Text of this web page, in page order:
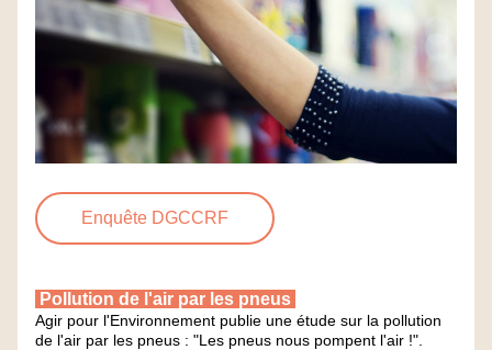
Enquête DGCCRF
Pollution de l'air par les pneus
Agir pour l'Environnement publie une étude sur la pollution
de l'air par les pneus : "Les pneus nous pompent l'air !".